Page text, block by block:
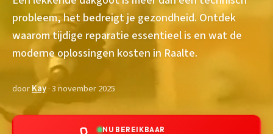
probleem, het bedreigt je gezondheid. Ontdek
waarom tijdige reparatie essentieel is en wat de
moderne oplossingen kosten in Raalte.
doorKay· 3 november 2025
NU BEREIKBAAR